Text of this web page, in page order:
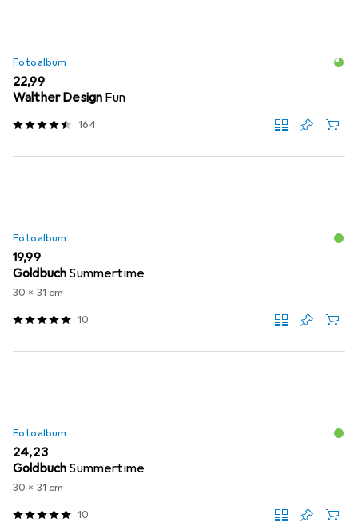
Fotoalbum
EUR
22,99
Walther Design Fun
164
Fotoalbum
EUR
19,99
Goldbuch Summertime
30 x 31 cm
10
Fotoalbum
EUR
24,23
Goldbuch Summertime
30 x 31 cm
10